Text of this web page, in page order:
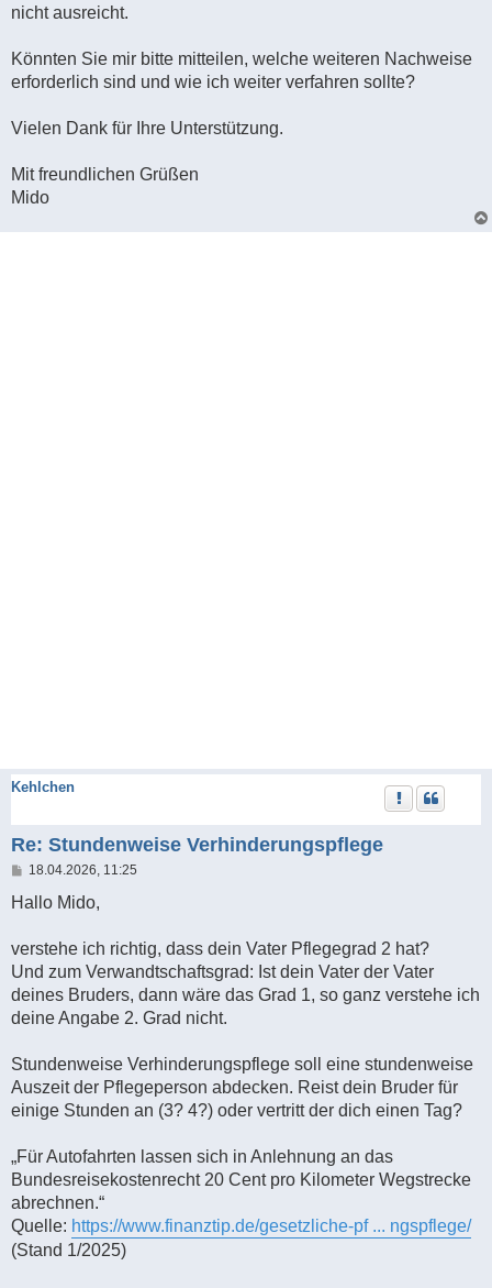
nicht ausreicht.
Könnten Sie mir bitte mitteilen, welche weiteren Nachweise
erforderlich sind und wie ich weiter verfahren sollte?
Vielen Dank für Ihre Unterstützung.
Mit freundlichen Grüßen
Mido
Kehlchen
Re: Stundenweise Verhinderungspflege
B
i
a
18.04.2026, 11:25
Hallo Mido,
verstehe ich richtig, dass dein Vater Pflegegrad 2 hat?
Und zum Verwandtschaftsgrad: Ist dein Vater der Vater
deines Bruders, dann wäre das Grad 1, so ganz verstehe ich
deine Angabe 2. Grad nicht.
Stundenweise Verhinderungspflege soll eine stundenweise
Auszeit der Pflegeperson abdecken. Reist dein Bruder für
einige Stunden an (3? 4?) oder vertritt der dich einen Tag?
„Für Autofahrten lassen sich in Anlehnung an das
Bundesreisekostenrecht 20 Cent pro Kilometer Wegstrecke
abrechnen.“
Quelle: https://www.finanztip.de/gesetzliche-pf ... ngspflege/
(Stand 1/2025)